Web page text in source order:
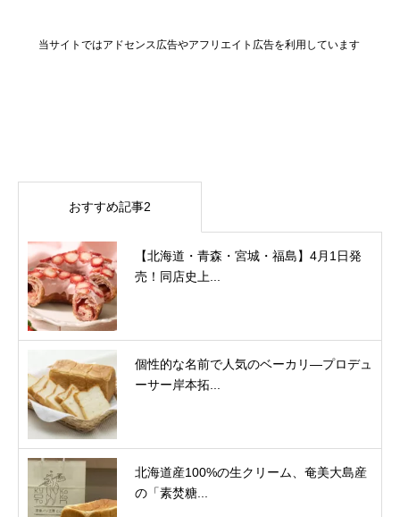
当サイトではアドセンス広告やアフリエイト広告を利用しています
おすすめ記事2
【北海道・青森・宮城・福島】4月1日発
売！同店史上...
個性的な名前で人気のベーカリ―プロデュ
ーサー岸本拓...
北海道産100%の生クリーム、奄美大島産
の「素焚糖...